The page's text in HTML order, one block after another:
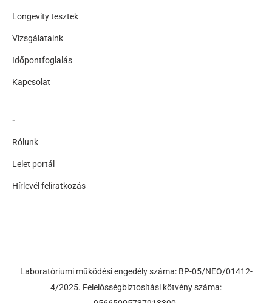
Longevity tesztek
Vizsgálataink
Időpontfoglalás
Kapcsolat
-
Rólunk
Lelet portál
Hírlevél feliratkozás
Laboratóriumi működési engedély száma: BP-05/NEO/01412-
4/2025. Felelősségbiztosítási kötvény száma: